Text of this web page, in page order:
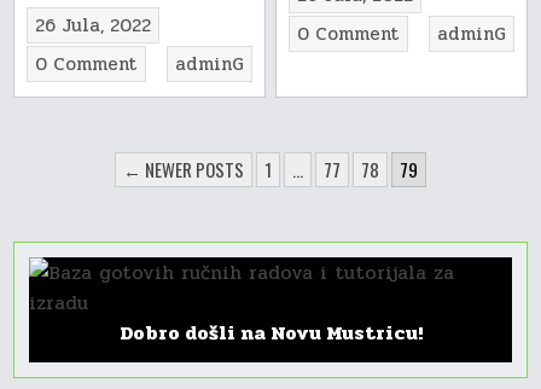
26 Jula, 2022
0 Comment
Vitraža
3/4
adminG
0 Comment
no.
adminG
POSTS
PAGINATION
← NEWER POSTS 1 … 77 78 79
Dobro došli na Novu Mustricu!